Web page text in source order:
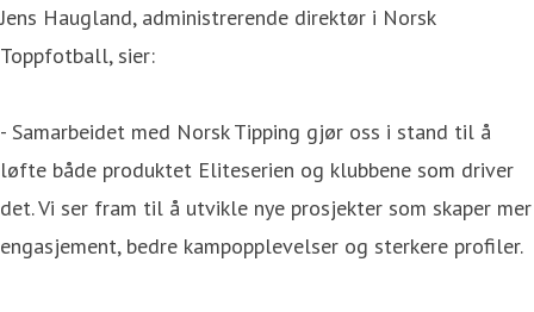
Jens Haugland, administrerende direktør i Norsk
Toppfotball, sier:
- Samarbeidet med Norsk Tipping gjør oss i stand til å
løfte både produktet Eliteserien og klubbene som driver
det. Vi ser fram til å utvikle nye prosjekter som skaper mer
engasjement, bedre kampopplevelser og sterkere profiler.